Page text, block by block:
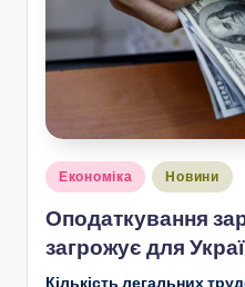
Опубліковано
Економіка Новини
Оподаткування
загрожує для
Кількість легальних